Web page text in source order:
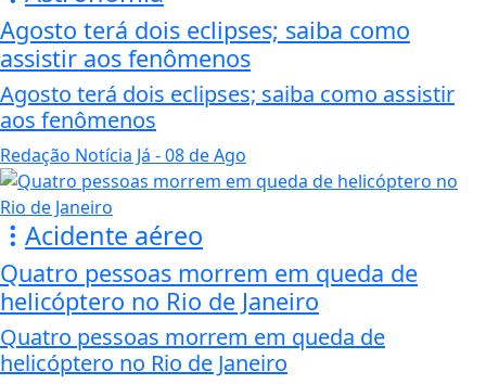
Agosto terá dois eclipses; saiba como
assistir aos fenômenos
Agosto terá dois eclipses; saiba como assistir
aos fenômenos
Redação Notícia Já - 08 de Ago
Acidente aéreo
Quatro pessoas morrem em queda de
helicóptero no Rio de Janeiro
Quatro pessoas morrem em queda de
helicóptero no Rio de Janeiro